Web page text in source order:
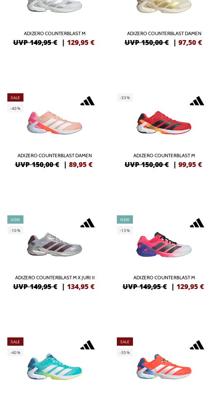
ADIZERO COUNTERBLAST M
UVP 149,95 € | 129,95 €
ADIZERO COUNTERBLAST DAMEN
UVP 150,00 € | 97,50 €
SALE
-40%
ADIZERO COUNTERBLAST DAMEN
UVP 150,00 € | 89,95 €
-33%
ADIZERO COUNTERBLAST M
UVP 150,00 € | 99,95 €
NEW
-10%
ADIZERO COUNTERBLAST M X JURI II
UVP 149,95 € | 134,95 €
NEW
-13%
ADIZERO COUNTERBLAST M
UVP 149,95 € | 129,95 €
SALE
-40%
SALE
-35%